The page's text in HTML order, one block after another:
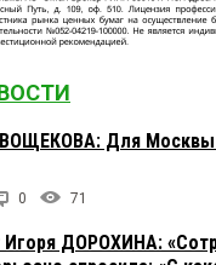
Для Москвы
0 71
ДОРОХИНА: